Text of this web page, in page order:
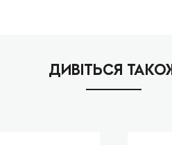
ДИВІТЬСЯ